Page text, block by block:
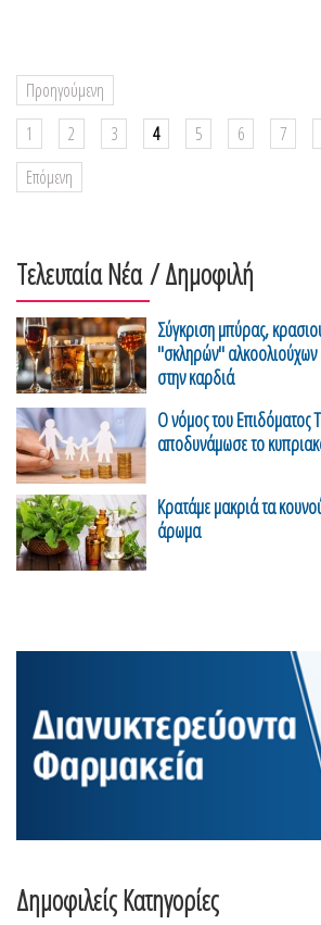
Προηγούμενη
1
2 3 4 5 6 7
Επόμενη
Τελευταία Νέα / Δημοφιλή
Σύγκριση μπύρας,
"σκληρών"
στην καρδιά
Ο νόμος του Επιδόματος
αποδυνάμωσε το
Κρατάμε μακριά τα
άρωμα
Δημοφιλείς Κατηγορίες